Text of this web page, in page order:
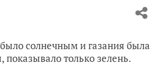
солнечным и газания была
только зелень.